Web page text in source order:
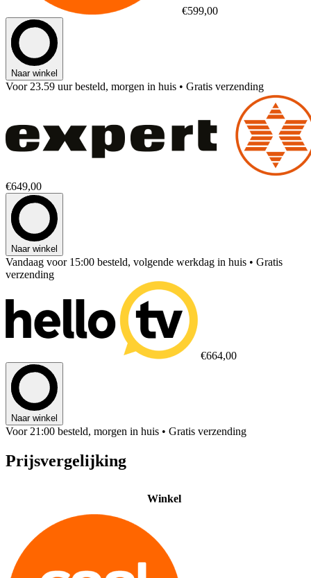
€599,00
Naar winkel
Voor 23.59 uur besteld, morgen in huis • Gratis verzending
€649,00
Naar winkel
Vandaag voor 15:00 besteld, volgende werkdag in huis • Gratis
verzending
€664,00
Naar winkel
Voor 21:00 besteld, morgen in huis • Gratis verzending
Prijsvergelijking
Winkel